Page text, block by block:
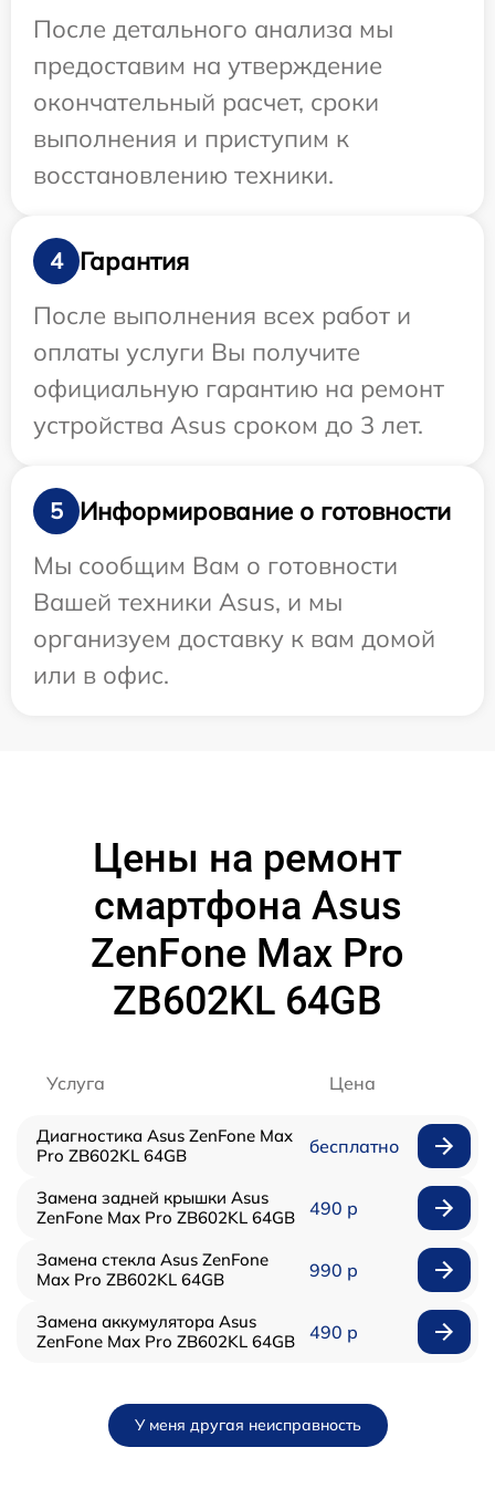
После детального анализа мы
предоставим на утверждение
окончательный расчет, сроки
выполнения и приступим к
восстановлению техники.
4
Гарантия
После выполнения всех работ и
оплаты услуги Вы получите
официальную гарантию на ремонт
устройства Asus сроком до 3 лет.
5
Информирование о готовности
Мы сообщим Вам о готовности
Вашей техники Asus, и мы
организуем доставку к вам домой
или в офис.
Цены на ремонт
смартфона Asus
ZenFone Max Pro
ZB602KL 64GB
Услуга Цена
Диагностика Asus ZenFone Max
Pro ZB602KL 64GB
бесплатно
Замена задней крышки Asus
ZenFone Max Pro ZB602KL 64GB
490 р
Замена стекла Asus ZenFone
Max Pro ZB602KL 64GB
990 р
Замена аккумулятора Asus
ZenFone Max Pro ZB602KL 64GB
490 р
У меня другая неисправность